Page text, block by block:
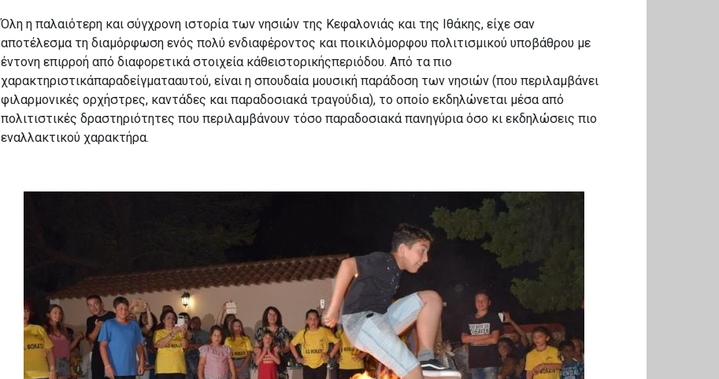
Όλη η παλαιότερη και σύγχρονη ιστορία των νησιών της Κεφαλονιάς και της Ιθάκης, είχε σαν
αποτέλεσμα τη διαμόρφωση ενός πολύ ενδιαφέροντος και ποικιλόμορφου πολιτισμικού υποβάθρου με
έντονη επιρροή από διαφορετικά στοιχεία κάθειστορικήςπεριόδου. Από τα πιο
χαρακτηριστικάπαραδείγματααυτού, είναι η σπουδαία μουσική παράδοση των νησιών (που περιλαμβάνει
φιλαρμονικές ορχήστρες, καντάδες και παραδοσιακά τραγούδια), το οποίο εκδηλώνεται μέσα από
πολιτιστικές δραστηριότητες που περιλαμβάνουν τόσο παραδοσιακά πανηγύρια όσο κι εκδηλώσεις πιο
εναλλακτικού χαρακτήρα.